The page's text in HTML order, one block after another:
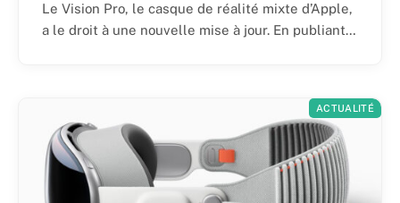
Le Vision Pro, le casque de réalité mixte d’Apple,
a le droit à une nouvelle mise à jour. En publiant…
ACTUALITÉ